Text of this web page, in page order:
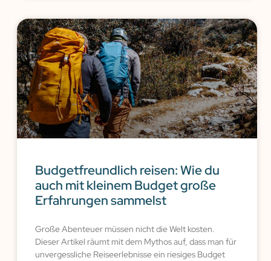
Budgetfreundlich reisen: Wie du
auch mit kleinem Budget große
Erfahrungen sammelst
Große Abenteuer müssen nicht die Welt kosten.
Dieser Artikel räumt mit dem Mythos auf, dass man für
unvergessliche Reiseerlebnisse ein riesiges Budget